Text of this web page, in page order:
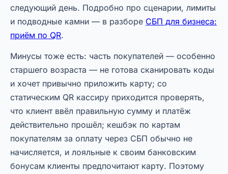
следующий день. Подробно про сценарии, лимиты
и подводные камни — в разборе СБП для бизнеса:
приём по QR.
Минусы тоже есть: часть покупателей — особенно
старшего возраста — не готова сканировать коды
и хочет привычно приложить карту; со
статическим QR кассиру приходится проверять,
что клиент ввёл правильную сумму и платёж
действительно прошёл; кешбэк по картам
покупателям за оплату через СБП обычно не
начисляется, и лояльные к своим банковским
бонусам клиенты предпочитают карту. Поэтому